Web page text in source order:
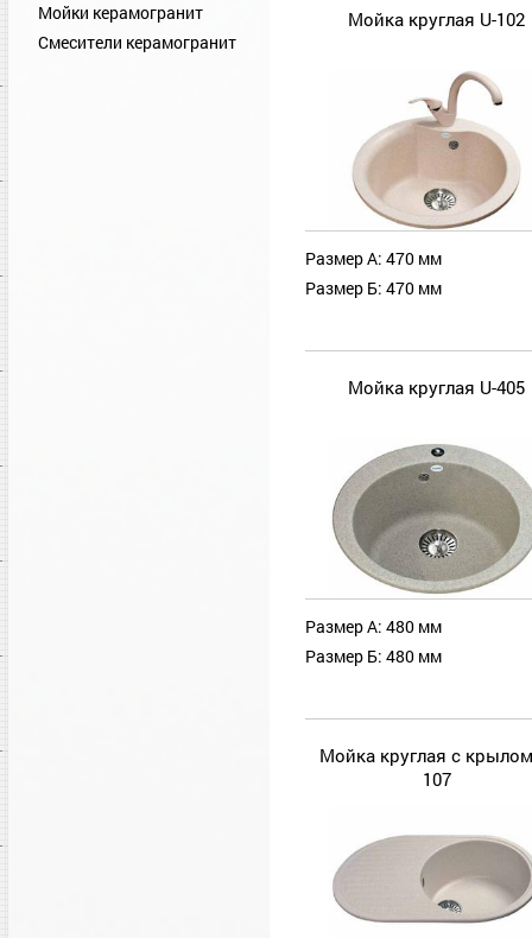
Мойки керамогранит
Смесители керамогранит
Мойка круглая U-102
Размер А: 470 мм
Размер Б: 470 мм
Мойка круглая U-405
Размер А: 480 мм
Размер Б: 480 мм
Мойка круглая с
107